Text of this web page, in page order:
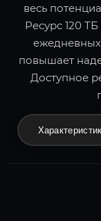
весь
Ресурс 120
ежедневных
повышает
Доступное